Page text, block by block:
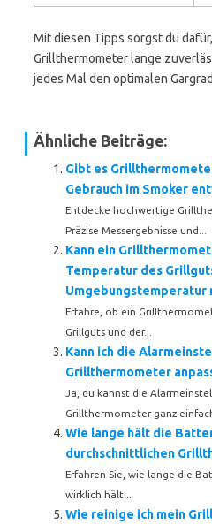
Mit diesen Tipps sorgst du
Grillthermometer lange
jedes Mal den optimalen
Ähnliche Beiträge:
Gibt es
Gebrauch im Smoker
Entdecke hochwertige
Präzise Messergebnisse und...
Kann ein
Temperatur des
Umgebungstemperatur
Erfahre, ob ein
Grillguts und der...
Kann ich die
Grillthermometer
Ja, du kannst die
Grillthermometer ganz
Wie lange hält die
durchschnittlichen
Erfahren Sie, wie lange die
wirklich hält...
Wie reinige ich mein